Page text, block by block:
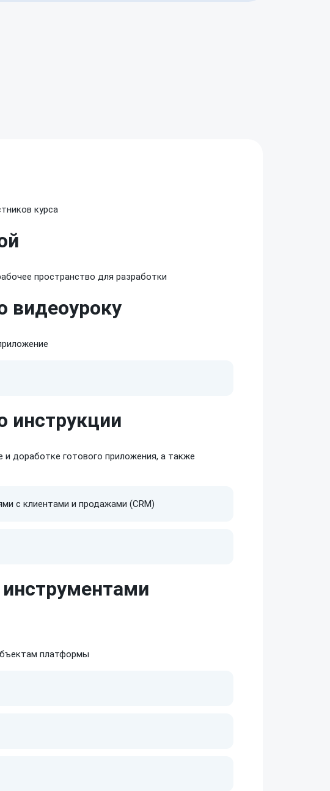
курса
пространство для разработки
видеоуроку
инструкции
и доработке готового приложения, а также
с клиентами и продажами (CRM)
платформы